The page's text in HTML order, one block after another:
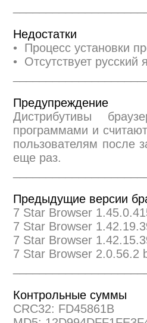
Недостатки
• Процесс установки
• Отсутствует русский
Предупреждение
Дистрибутивы
программами и
пользователям после
еще раз.
Предыдущие версии
7 Star Browser
7 Star Browser
7 Star Browser
7 Star Browser
Контрольные суммы
CRC32: FD45861B